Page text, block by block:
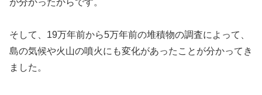
そして、19万年前から5万年前の堆積物の調査によって、
島の気候や火山の噴火にも変化があったことが分かってき
ました。